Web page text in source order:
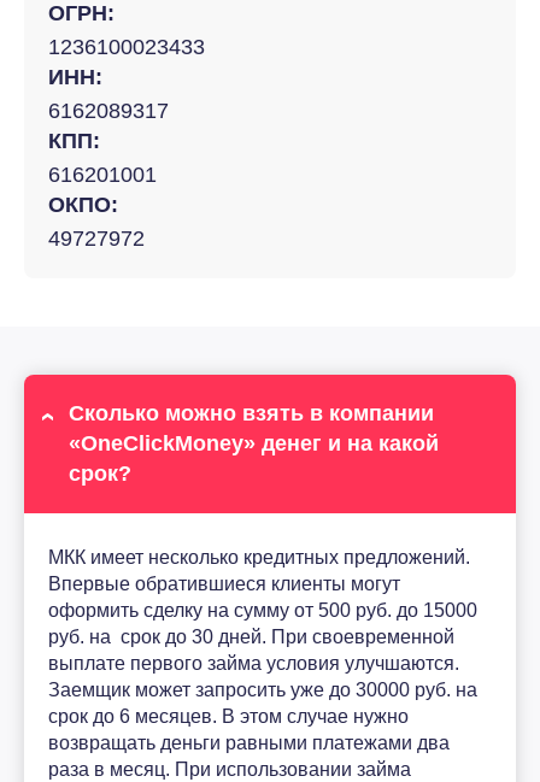
ОГРН:
1236100023433
ИНН:
6162089317
КПП:
616201001
ОКПО:
49727972
Сколько можно взять в компании
«OneClickMoney» денег и на какой
срок?
МКК имеет несколько кредитных предложений.
Впервые обратившиеся клиенты могут
оформить сделку на сумму от 500 руб. до 15000
руб. на срок до 30 дней. При своевременной
выплате первого займа условия улучшаются.
Заемщик может запросить уже до 30000 руб. на
срок до 6 месяцев. В этом случае нужно
возвращать деньги равными платежами два
раза в месяц. При использовании займа